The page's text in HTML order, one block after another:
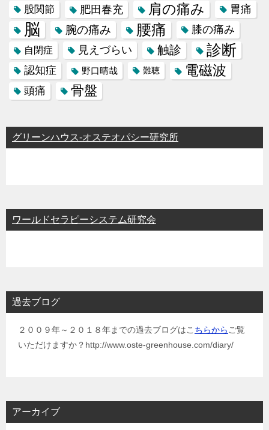
股関節 肥田春充 肩の痛み 胃痛
脳 腕の痛み 腰痛 膝の痛み
自閉症 見えづらい 触診 診断
認知症 野口晴哉 難聴 電磁波
頭痛 骨盤
グリーンハウス-オステオパシー研究所
ワールドセラピーシステム研究会
過去ブログ
２００９年～２０１８年までの過去ブログはこ ちらから ご覧
いただけますか？http://www.oste-greenhouse.com/diary/
アーカイブ